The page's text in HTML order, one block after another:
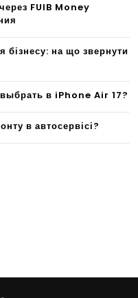
FUIB Money
на що звернути
в iPhone Air 17?
в автосервісі?